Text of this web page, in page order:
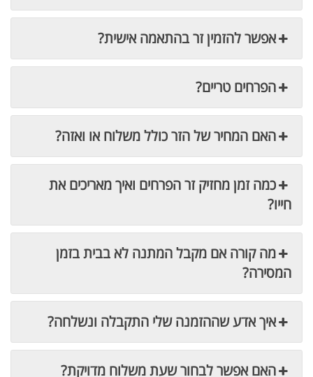
אפשר להזמין זר בהתאמה אישית?
הפרחים טריים?
האם המחיר של הזר כולל משלוח או ואזה?
כמה זמן מחזיק זר הפרחים ואיך מאריכים את
חייו?
מה קורה אם מקבל המתנה לא בבית בזמן
המסירה?
איך אדע שההזמנה שלי התקבלה ונשלחה?
האם אפשר לבחור שעת משלוח מדויקת?